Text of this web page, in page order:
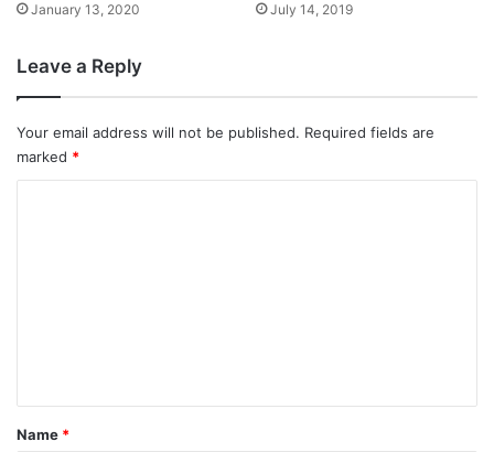
January 13, 2020 July 14, 2019
Leave a Reply
Your email address will not be published. Required fields are
marked *
*
Name *